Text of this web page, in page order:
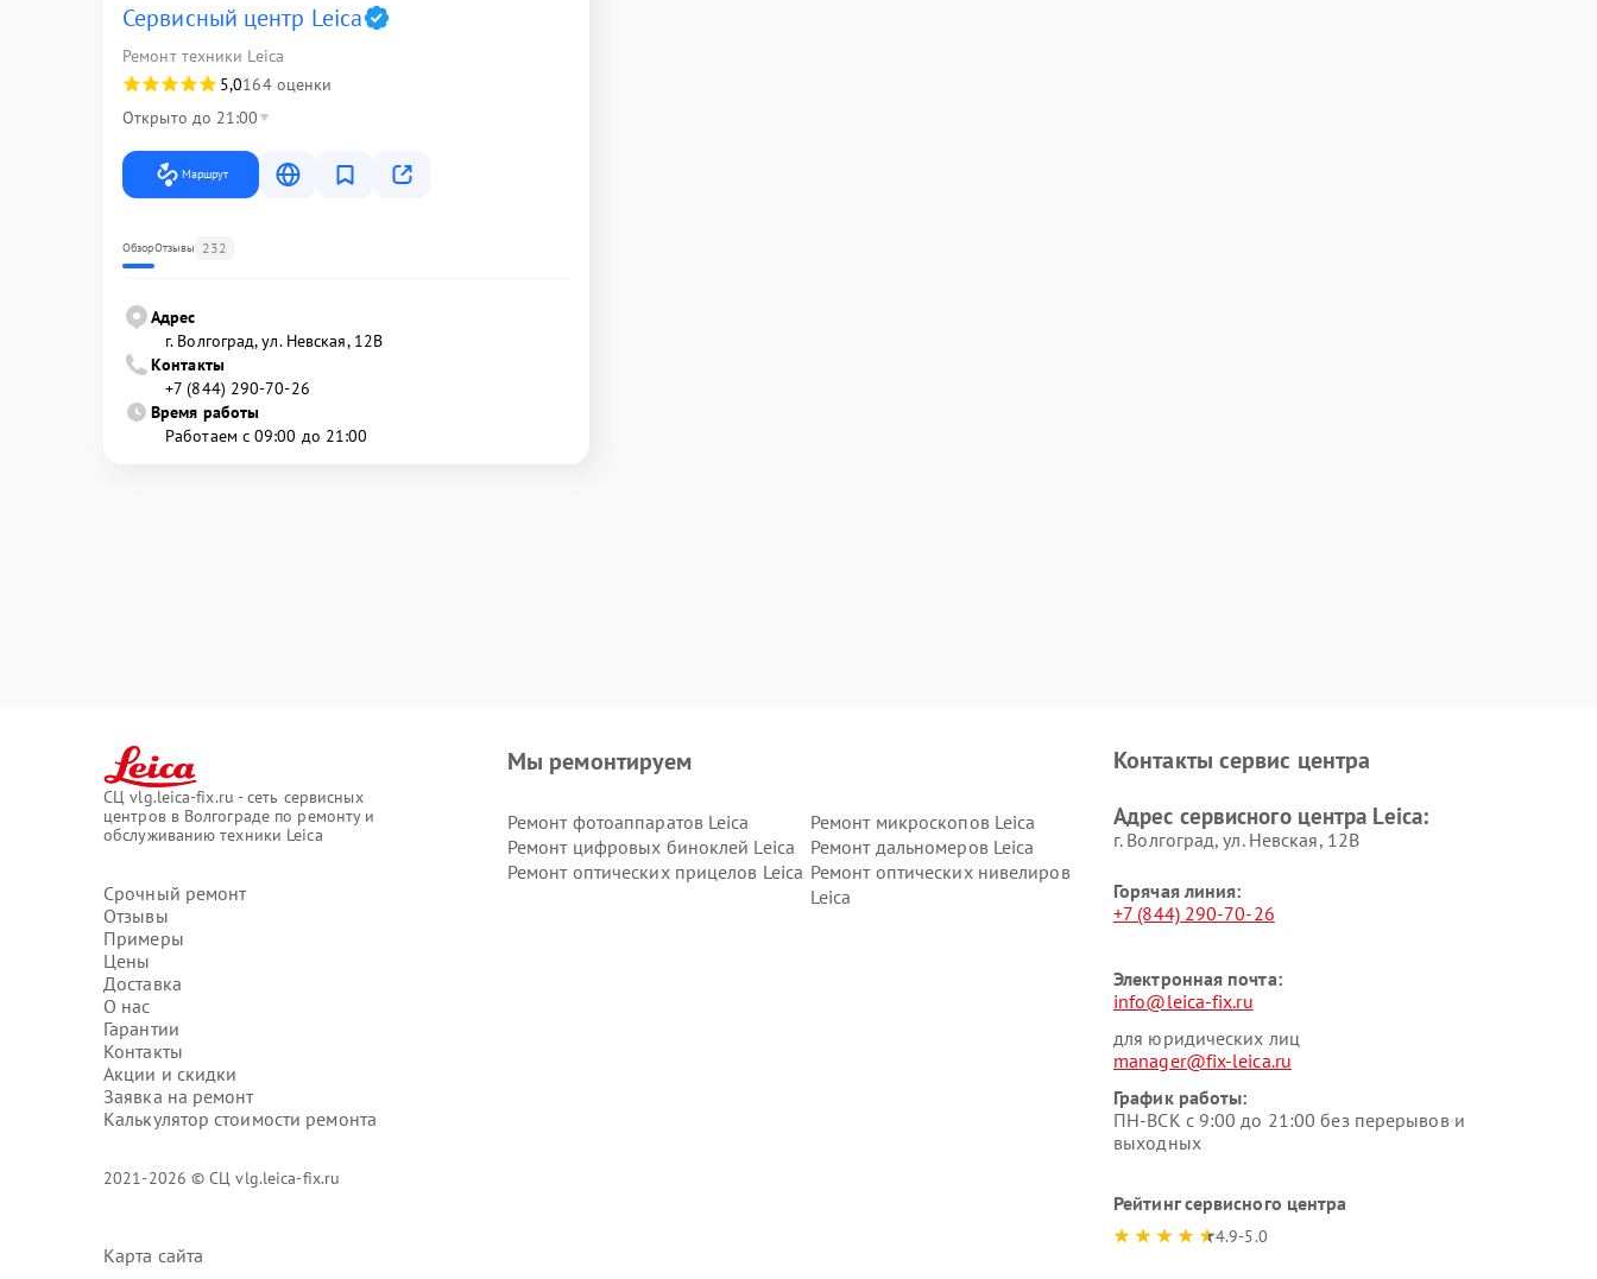
Сервисный центр Leica
Ремонт техники Leica
5,0164 оценки
Открыто до 21:00
Маршрут
ОбзорОтзывы 232
Адрес
г. Волгоград, ул. Невская, 12В
Контакты
+7 (844) 290-70-26
Время работы
Работаем с 09:00 до 21:00
СЦ vlg.leica-fix.ru - сеть сервисных
центров в Волгограде по ремонту и
обслуживанию техники Leica
Срочный ремонт
Отзывы
Примеры
Цены
Доставка
О нас
Гарантии
Контакты
Акции и скидки
Заявка на ремонт
Калькулятор стоимости ремонта
2021-2026 © СЦ vlg.leica-fix.ru
Карта сайта
Мы ремонтируем
Ремонт фотоаппаратов Leica
Ремонт микроскопов Leica
Ремонт цифровых биноклей Leica
Ремонт дальномеров Leica
Ремонт оптических прицелов Leica Ремонт оптических нивелиров
Leica
Контакты сервис центра
Адрес сервисного центра Leica:
г. Волгоград, ул. Невская, 12В
Горячая линия:
+7 (844) 290-70-26
Электронная почта:
info@leica-fix.ru
для юридических лиц
manager@fix-leica.ru
График работы:
ПН-ВСК с 9:00 до 21:00 без перерывов и
выходных
Рейтинг сервисного центра
4.9-5.0